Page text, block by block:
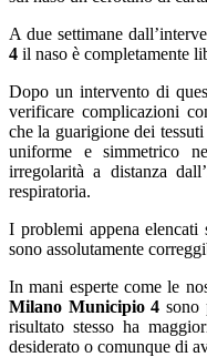
A due settimane
4 il naso è completamente
Dopo un intervento di
verificare complicazioni
che la guarigione dei
uniforme e simmetrico
irregolarità a distanza
respiratoria.
I problemi appena
sono assolutamente
In mani esperte come le
Milano Municipio 4 sono
risultato stesso ha
desiderato o comunque di